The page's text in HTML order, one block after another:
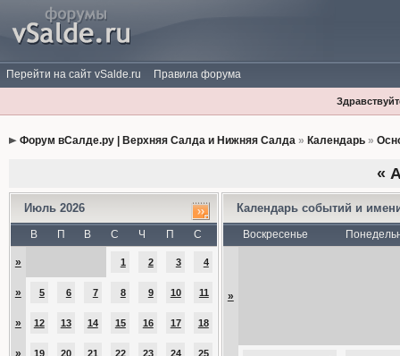
Перейти на сайт vSalde.ru Правила форума
Форум вСалде.ру | Верхняя Салда и Нижняя Салда» Календарь»
«
Июль 2026
В П В С Ч П С
» 1 2 3 4
» 5 6 7 8 9 10 11
» 12 13 14 15 16 17 18
» 19 20 21 22 23 24 25
Календарь событий и
Воскресенье
»